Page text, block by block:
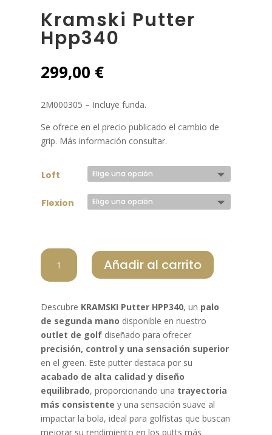
Kramski Putter
Hpp340
299,00 €
2M000305 – Incluye funda.
Se ofrece en el precio publicado el cambio de
grip. Más información consultar.
Loft
Flexion
KRAMSKI
PUTTER
HPP340
Añadir al carrito
Descubre KRAMSKI Putter HPP340, un palo
de segunda mano disponible en nuestro
outlet de golf diseñado para ofrecer
precisión, control y una sensación superior
en el green. Este putter destaca por su
acabado de alta calidad y diseño
equilibrado, proporcionando una trayectoria
más consistente y una sensación suave al
impactar la bola, ideal para golfistas que buscan
mejorar su rendimiento en los putts más